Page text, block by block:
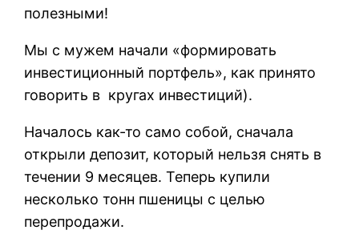
полезными!
Мы с мужем начали «формировать
инвестиционный портфель», как принято
говорить в кругах инвестиций).
Началось как-то само собой, сначала
открыли депозит, который нельзя снять в
течении 9 месяцев. Теперь купили
несколько тонн пшеницы с целью
перепродажи.